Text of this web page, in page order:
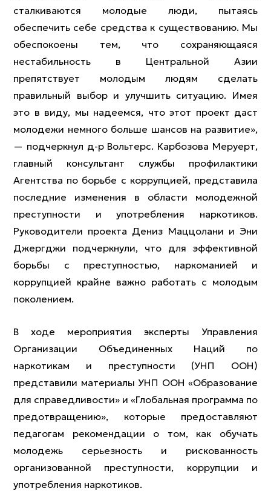
сталкиваются молодые люди, пытаясь
обеспечить себе средства к существованию. Мы
обеспокоены тем, что сохраняющаяся
нестабильность в Центральной Азии
препятствует молодым людям сделать
правильный выбор и улучшить ситуацию. Имея
это в виду, мы надеемся, что этот проект даст
молодежи немного больше шансов на развитие»,
— подчеркнул д-р Вольтерс. Карбозова Меруерт,
главный консультант службы профилактики
Агентства по борьбе с коррупцией, представила
последние изменения в области молодежной
преступности и употребления наркотиков.
Руководители проекта Дениз Маццолани и Эни
Джергджи подчеркнули, что для эффективной
борьбы с преступностью, наркоманией и
коррупцией крайне важно работать с молодым
поколением.
В ходе мероприятия эксперты Управления
Организации Объединенных Наций по
наркотикам и преступности (УНП ООН)
представили материалы УНП ООН «Образование
для справедливости» и «Глобальная программа по
предотвращению», которые предоставляют
педагогам рекомендации о том, как обучать
молодежь серьезность и рискованность
организованной преступности, коррупции и
употребления наркотиков.